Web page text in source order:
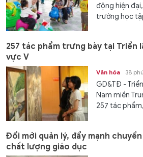
động hiện
trường học
257 tác phẩm trưng bày tại Triển
vực V
Văn hóa 38
GD&TĐ -
Nam miền
257 tác
Đổi mới quản lý, đẩy mạnh
chất lượng giáo dục